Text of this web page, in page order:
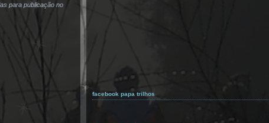
para publicação no
facebook papa trilhos